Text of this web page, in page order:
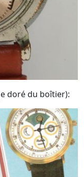
doré du boîtier):